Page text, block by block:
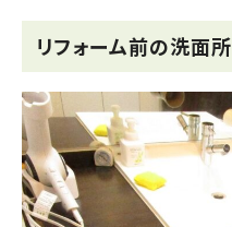
リフォーム前の洗面所